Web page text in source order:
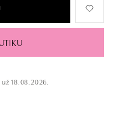
18.08.2026.